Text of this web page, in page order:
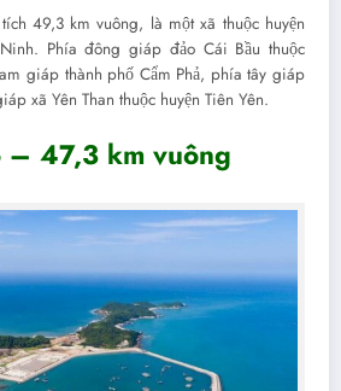
49,3 km vuông, là một xã thuộc huyện
Phía đông giáp đảo Cái Bầu thuộc
giáp thành phố Cẩm Phả, phía tây giáp
xã Yên Than thuộc huyện Tiên Yên.
– 47,3 km vuông